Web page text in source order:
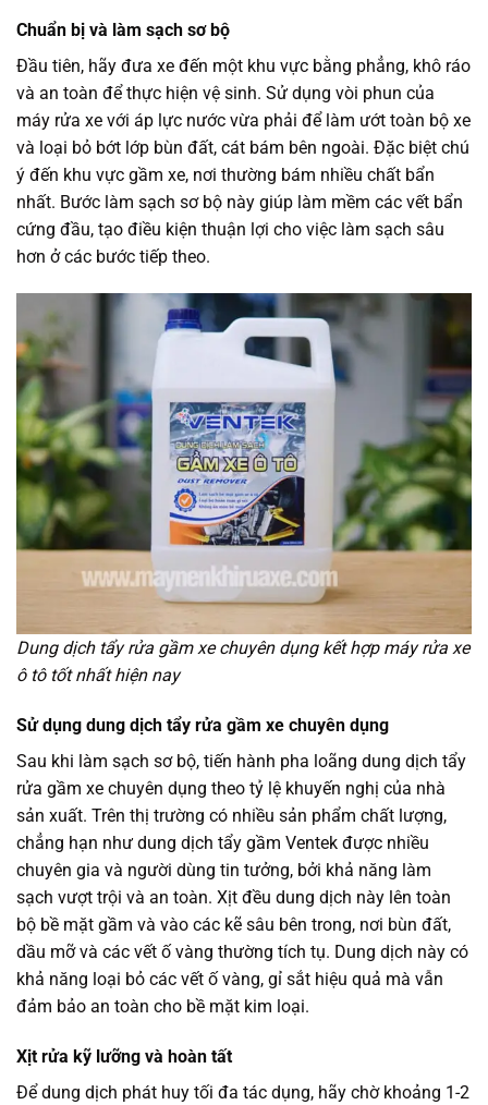
Chuẩn bị và làm sạch sơ bộ
Đầu tiên, hãy đưa xe đến một khu vực bằng phẳng, khô ráo
và an toàn để thực hiện vệ sinh. Sử dụng vòi phun của
máy rửa xe với áp lực nước vừa phải để làm ướt toàn bộ xe
và loại bỏ bớt lớp bùn đất, cát bám bên ngoài. Đặc biệt chú
ý đến khu vực gầm xe, nơi thường bám nhiều chất bẩn
nhất. Bước làm sạch sơ bộ này giúp làm mềm các vết bẩn
cứng đầu, tạo điều kiện thuận lợi cho việc làm sạch sâu
hơn ở các bước tiếp theo.
Dung dịch tẩy rửa gầm xe chuyên dụng kết hợp máy rửa xe
ô tô tốt nhất hiện nay
Sử dụng dung dịch tẩy rửa gầm xe chuyên dụng
Sau khi làm sạch sơ bộ, tiến hành pha loãng dung dịch tẩy
rửa gầm xe chuyên dụng theo tỷ lệ khuyến nghị của nhà
sản xuất. Trên thị trường có nhiều sản phẩm chất lượng,
chẳng hạn như dung dịch tẩy gầm Ventek được nhiều
chuyên gia và người dùng tin tưởng, bởi khả năng làm
sạch vượt trội và an toàn. Xịt đều dung dịch này lên toàn
bộ bề mặt gầm và vào các kẽ sâu bên trong, nơi bùn đất,
dầu mỡ và các vết ố vàng thường tích tụ. Dung dịch này có
khả năng loại bỏ các vết ố vàng, gỉ sắt hiệu quả mà vẫn
đảm bảo an toàn cho bề mặt kim loại.
Xịt rửa kỹ lưỡng và hoàn tất
Để dung dịch phát huy tối đa tác dụng, hãy chờ khoảng 1-2